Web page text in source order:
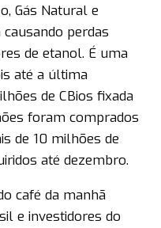
Gás Natural e
perdas
de etanol. É uma
até a última
de CBios fixada
foram comprados
de 10 milhões de
até dezembro.
café da manhã
e investidores do